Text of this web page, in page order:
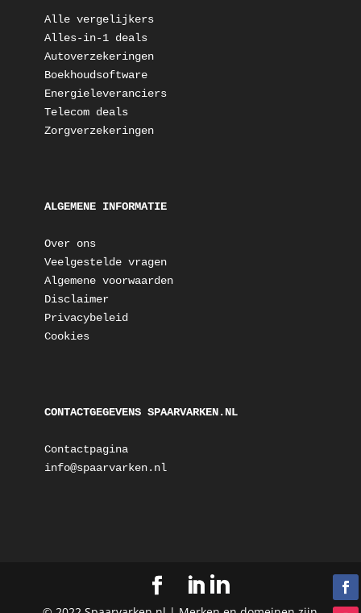
Alle vergelijkers
Alles-in-1 deals
Autoverzekeringen
Boekhoudsoftware
Energieleveranciers
Telecom deals
Zorgverzekeringen
ALGEMENE INFORMATIE
Over ons
Veelgestelde vragen
Algemene voorwaarden
Disclaimer
Privacybeleid
Cookies
CONTACTGEGEVENS SPAARVARKEN.NL
Contactpagina
info@spaarvarken.nl